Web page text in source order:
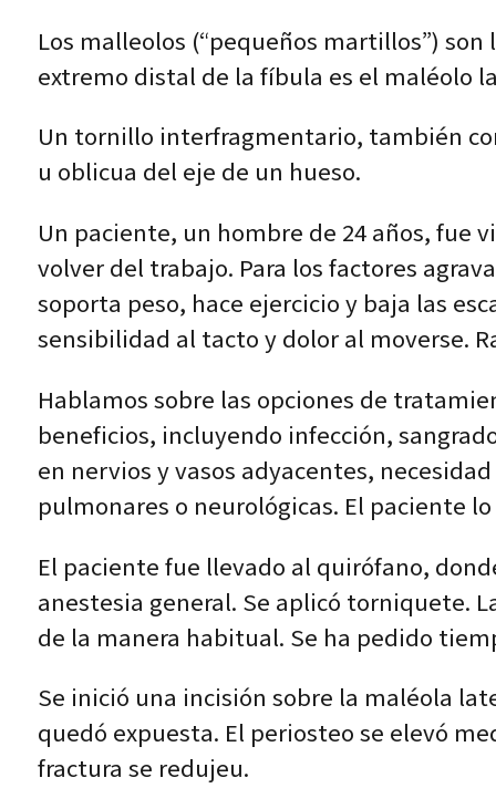
Los malleolos (“pequeños martillos”)
extremo distal de la fíbula es el maléolo
Un tornillo interfragmentario, también
u oblicua del eje de un hueso.
Un paciente, un hombre de 24 años, fue
volver del trabajo. Para los factores
soporta peso, hace ejercicio y baja las
sensibilidad al tacto y dolor al moverse.
Hablamos sobre las opciones de
beneficios, incluyendo infección,
en nervios y vasos adyacentes,
pulmonares o neurológicas. El paciente
El paciente fue llevado al quirófano,
anestesia general. Se aplicó torniquete.
de la manera habitual. Se ha pedido
Se inició una incisión sobre la maléola
quedó expuesta. El periosteo se elevó
fractura se redujeu.